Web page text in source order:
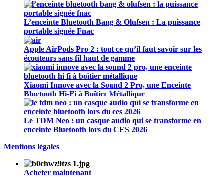
L’enceinte Bluetooth Bang & Olufsen : La puissance
portable signée Fnac
Apple AirPods Pro 2 : tout ce qu’il faut savoir sur les
écouteurs sans fil haut de gamme
Xiaomi Innove avec la Sound 2 Pro, une Enceinte
Bluetooth Hi-Fi à Boîtier Métallique
Le TDM Neo : un casque audio qui se transforme en
enceinte Bluetooth lors du CES 2026
Mentions légales
Acheter maintenant